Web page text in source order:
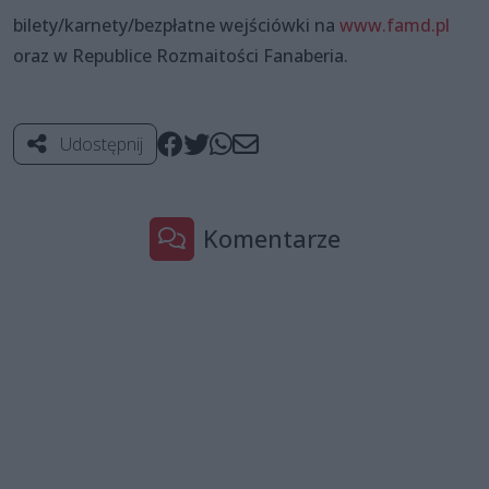
bilety/karnety/bezpłatne wejściówki na www.famd.pl
oraz w Republice Rozmaitości Fanaberia.
Udostępnij
Komentarze